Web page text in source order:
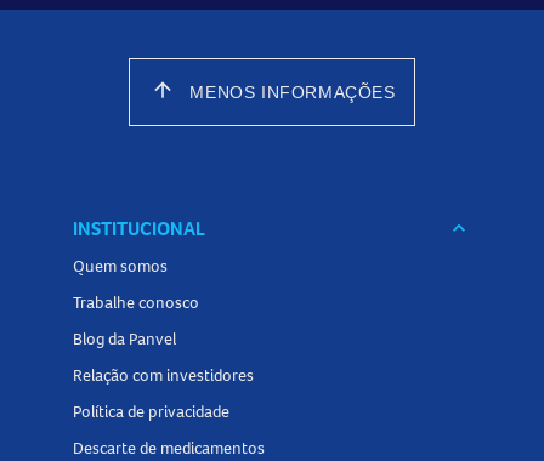
arrow_upward MENOS INFORMAÇÕES
INSTITUCIONAL keyboard_arrow_down
Quem somos
Trabalhe conosco
Blog da Panvel
Relação com investidores
Política de privacidade
Descarte de medicamentos